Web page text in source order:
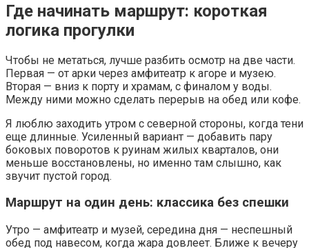
Где начинать маршрут: короткая
логика прогулки
Чтобы не метаться, лучше разбить осмотр на две части.
Первая — от арки через амфитеатр к агоре и музею.
Вторая — вниз к порту и храмам, с финалом у воды.
Между ними можно сделать перерыв на обед или кофе.
Я люблю заходить утром с северной стороны, когда тени
еще длинные. Усиленный вариант — добавить пару
боковых поворотов к руинам жилых кварталов, они
меньше восстановлены, но именно там слышно, как
звучит пустой город.
Маршрут на один день: классика без спешки
Утро — амфитеатр и музей, середина дня — неспешный
обед под навесом, когда жара довлеет. Ближе к вечеру